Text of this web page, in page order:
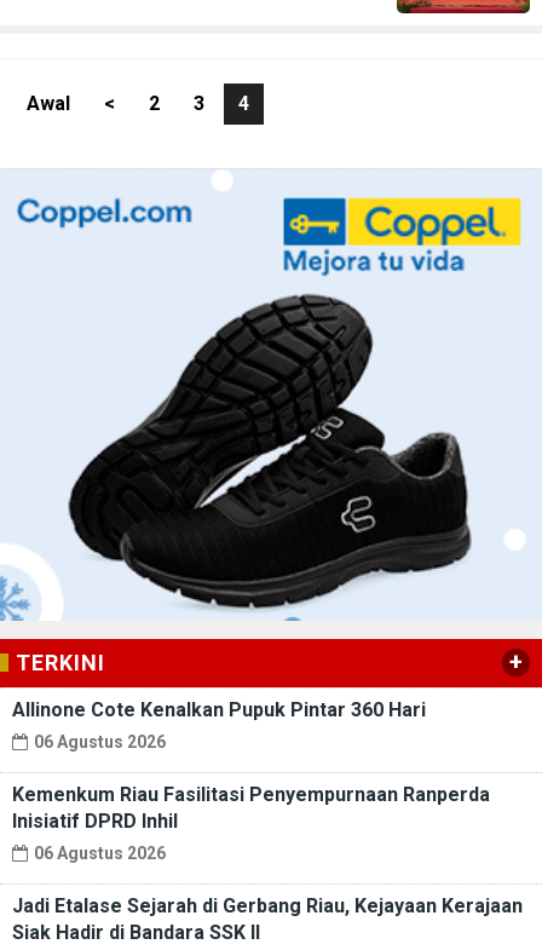
Awal < 2 3 4
TERKINI +
Allinone Cote Kenalkan Pupuk Pintar 360 Hari
06 Agustus 2026
Kemenkum Riau Fasilitasi Penyempurnaan Ranperda
Inisiatif DPRD Inhil
06 Agustus 2026
Jadi Etalase Sejarah di Gerbang Riau, Kejayaan Kerajaan
Siak Hadir di Bandara SSK II